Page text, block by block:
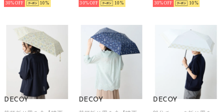
30% 10 30% 10 30% 10
DECOY DECOY DECOY